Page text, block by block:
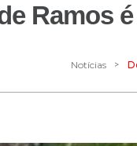
Ramos
Notícias >